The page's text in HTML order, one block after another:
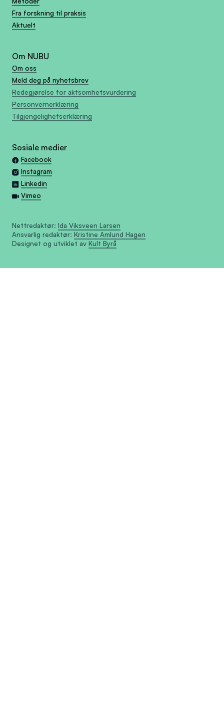
Fra forskning til praksis
Aktuelt
Om NUBU
Om oss
Meld deg på nyhetsbrev
Redegjørelse for aktsomhetsvurdering
Personvernerklæring
Tilgjengelighetserklæring
Sosiale medier
Facebook
Instagram
Linkedin
Vimeo
Nettredaktør: Ida Viksveen Larsen
Ansvarlig redaktør: Kristine Amlund Hagen
Designet og utviklet av Kult Byrå